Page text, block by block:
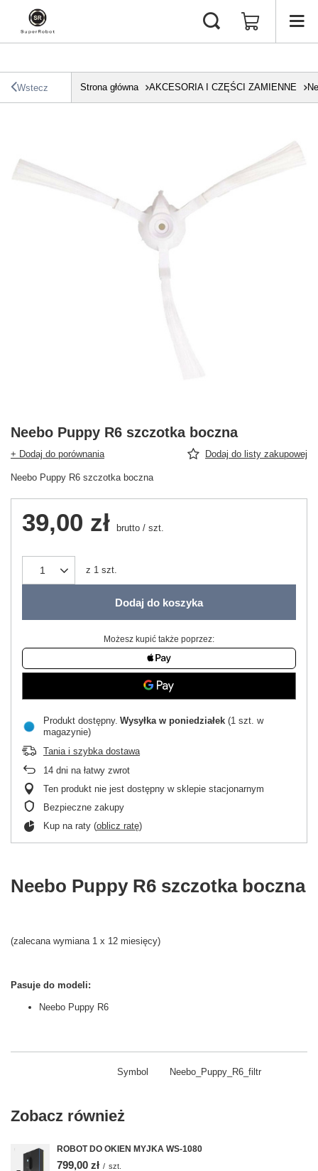
Wstecz Strona główna AKCESORIA I CZĘŚCI ZAMIENNE
Neebo Puppy R6 szczotka boczna
+ Dodaj do porównania Dodaj do listy zakupowej
Neebo Puppy R6 szczotka boczna
39,00 zł brutto / szt.
z 1 szt.
Dodaj do koszyka
Możesz kupić także poprzez:
Produkt dostępny Wysyłka w poniedziałek (1 szt. w
magazynie)
Tania i szybka dostawa
14 dni na łatwy zwrot
Ten produkt nie jest dostępny w sklepie stacjonarnym
Bezpieczne zakupy
Kup na raty (oblicz ratę)
Neebo Puppy R6 szczotka boczna
(zalecana wymiana 1 x 12 miesięcy)
Pasuje do modeli:
Neebo Puppy R6
Symbol Neebo_Puppy_R6_filtr
Zobacz również
ROBOT DO OKIEN MYJKA WS-1080
799,00 zł / szt.